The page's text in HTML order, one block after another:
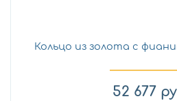
Кольцо из золота с
52 677